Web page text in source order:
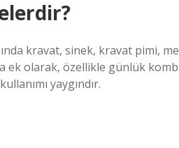
kravat, sinek, kravat pimi,
ek olarak, özellikle günlük
yaygındır.